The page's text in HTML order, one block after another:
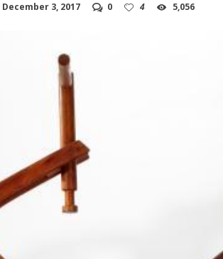
December 3, 2017 0 4 5,056